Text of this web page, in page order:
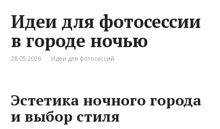
Идеи для фотосессии
в городе ночью
28.05.2026 Идеи для фотосессий
Эстетика ночного города
и выбор стиля